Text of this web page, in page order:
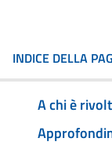
INDICE DELLA
A chi è